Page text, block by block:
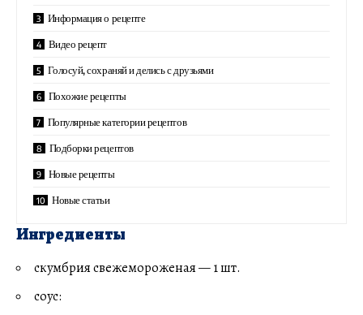
Информация о рецепте
Видео рецепт
Голосуй, сохраняй и делись с друзьями
Похожие рецепты
Популярные категории рецептов
Подборки рецептов
Новые рецепты
Новые статьи
Ингредиенты
скумбрия свежемороженая — 1 шт.
соус: